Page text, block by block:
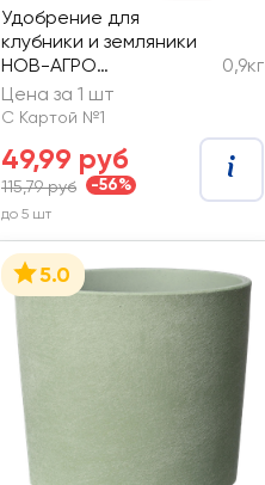
Удобрение для
клубники и земляники
НОВ-АГРО
минеральное, Арт.
НА27
0,9кг
Цена за 1 шт
С Картой №1
49,99 руб
115,79 руб -56%
до 5 шт
5.0